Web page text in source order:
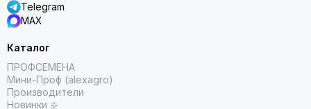
Telegram
MAX
Каталог
ПРОФСЕМЕНА
Мини-Проф (alexagro)
Производители
Новинки ❇️